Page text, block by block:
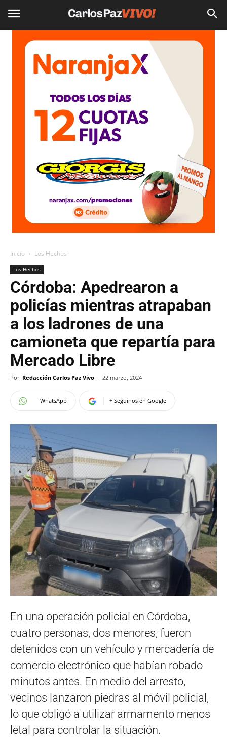
Inicio Los Hechos
Los Hechos
Córdoba: Apedrearon a
policías mientras atrapaban
a los ladrones de una
camioneta que repartía para
Mercado Libre
Por Redacción Carlos Paz Vivo - 22 marzo, 2024
WhatsApp + Seguinos en Google
En una operación policial en Córdoba,
cuatro personas, dos menores, fueron
detenidos con un vehículo y mercadería de
comercio electrónico que habían robado
minutos antes. En medio del arresto,
vecinos lanzaron piedras al móvil policial,
lo que obligó a utilizar armamento menos
letal para controlar la situación.